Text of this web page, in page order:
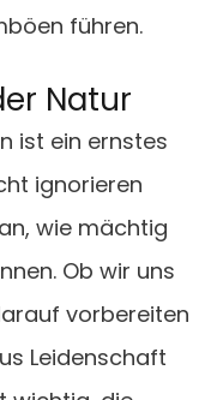
führen.
Natur
ist ein ernstes
ignorieren
wie mächtig
Ob wir uns
vorbereiten
Leidenschaft